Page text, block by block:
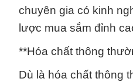
chuyên gia có kinh
lược mua sắm đỉnh
**Hóa chất thông
Dù là hóa chất thông